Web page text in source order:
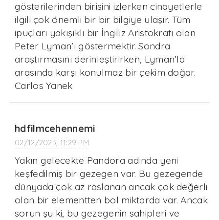
gösterilerinden birisini izlerken cinayetlerle
ilgili çok önemli bir bir bilgiye ulaşır. Tüm
ipuçları yakışıklı bir İngiliz Aristokratı olan
Peter Lyman’ı göstermektir. Sondra
araştırmasını derinleştirirken, Lyman’la
arasında karşı konulmaz bir çekim doğar.
Carlos Yanek
hdfilmcehennemi
02/12/2023, 11:29 PM
Yakın gelecekte Pandora adında yeni
keşfedilmiş bir gezegen var. Bu gezegende
dünyada çok az raslanan ancak çok değerli
olan bir elementten bol miktarda var. Ancak
sorun şu ki, bu gezegenin sahipleri ve